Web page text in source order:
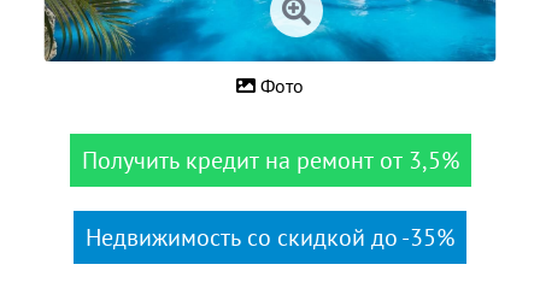
Фото
Получить кредит на ремонт от 3,5%
Недвижимость со скидкой до -35%